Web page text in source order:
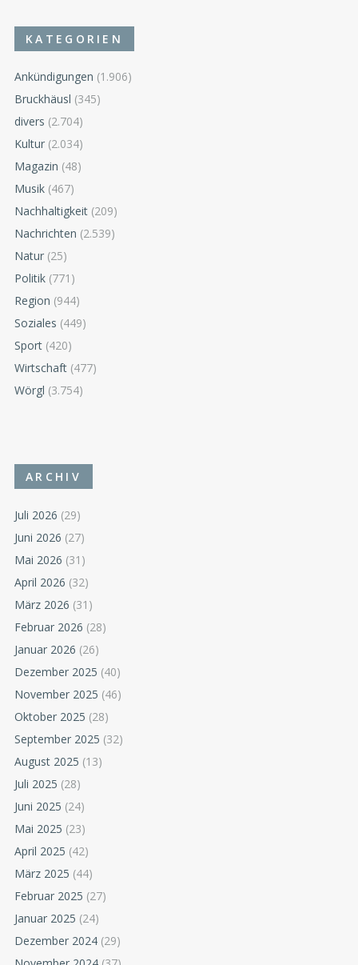
KATEGORIEN
Ankündigungen (1.906)
Bruckhäusl (345)
divers (2.704)
Kultur (2.034)
Magazin (48)
Musik (467)
Nachhaltigkeit (209)
Nachrichten (2.539)
Natur (25)
Politik (771)
Region (944)
Soziales (449)
Sport (420)
Wirtschaft (477)
Wörgl (3.754)
ARCHIV
Juli 2026 (29)
Juni 2026 (27)
Mai 2026 (31)
April 2026 (32)
März 2026 (31)
Februar 2026 (28)
Januar 2026 (26)
Dezember 2025 (40)
November 2025 (46)
Oktober 2025 (28)
September 2025 (32)
August 2025 (13)
Juli 2025 (28)
Juni 2025 (24)
Mai 2025 (23)
April 2025 (42)
März 2025 (44)
Februar 2025 (27)
Januar 2025 (24)
Dezember 2024 (29)